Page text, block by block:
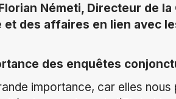
Németi, Directeur de la
des affaires en lien avec
des enquêtes
importance, car elles